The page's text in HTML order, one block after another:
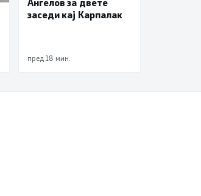
заседи кај Карпалак
пред 18 мин.